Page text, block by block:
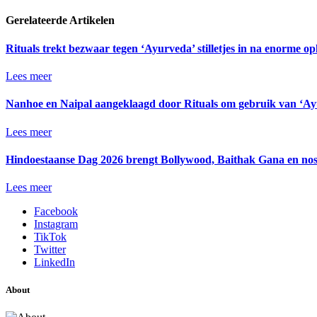
Gerelateerde Artikelen
Rituals trekt bezwaar tegen ‘Ayurveda’ stilletjes in na enorme
Lees meer
Nanhoe en Naipal aangeklaagd door Rituals om gebruik van
Lees meer
Hindoestaanse Dag 2026 brengt Bollywood, Baithak Gana en
Lees meer
Facebook
Instagram
TikTok
Twitter
LinkedIn
About